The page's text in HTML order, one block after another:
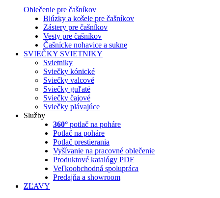
Oblečenie pre čašníkov
Blúzky a košele pre čašníkov
Zástery pre čašníkov
Vesty pre čašníkov
Čašnícke nohavice a sukne
SVIEČKY SVIETNIKY
Svietniky
Sviečky kónické
Sviečky valcové
Sviečky guľaté
Sviečky čajové
Sviečky plávajúce
Služby
360° potlač na poháre
Potlač na poháre
Potlač prestierania
Vyšívanie na pracovné oblečenie
Produktové katalógy PDF
Veľkoobchodná spolupráca
Predajňa a showroom
ZĽAVY